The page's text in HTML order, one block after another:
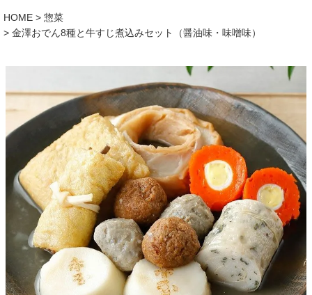
HOME
惣菜
金澤おでん8種と牛すじ煮込みセット（醤油味・味噌味）